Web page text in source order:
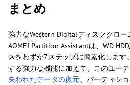
まとめ
強力なWestern Digitalディスククロ
AOMEI Partition Assistantは、WD
スをわずか7ステップに簡素化しま
する強力な機能に加えて、このユーテ
失われたデータの復元、パーティシ